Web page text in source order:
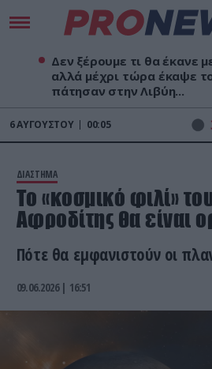
Δεν ξέρουμε τι θα έκανε
αλλά μέχρι τώρα έκαψε
πάτησαν στην Λιβύη...
6ΑΥΓΟΎΣΤΟΥ 00:05
ΔΙΑΣΤΗΜΑ
Το «κοσμικό φιλί»
Αφροδίτης θα είναι
Πότε θα εμφανιστούν οι
09.06.2026 | 16:51